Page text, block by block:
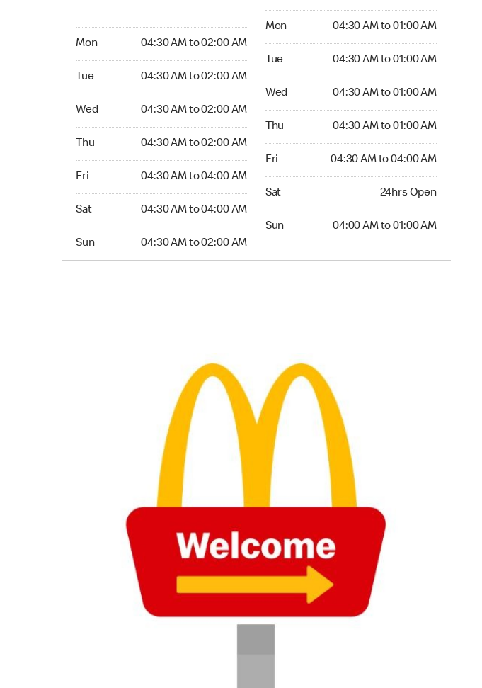
Mon 04:30 AM to 02:00 AM
Tue 04:30 AM to 02:00 AM
Wed 04:30 AM to 02:00 AM
Thu 04:30 AM to 02:00 AM
Fri 04:30 AM to 04:00 AM
Sat 04:30 AM to 04:00 AM
Sun 04:30 AM to 02:00 AM
Mon 04:30 AM to 01:00 AM
Tue 04:30 AM to 01:00 AM
Wed 04:30 AM to 01:00 AM
Thu 04:30 AM to 01:00 AM
Fri 04:30 AM to 04:00 AM
Sat 24hrs Open
Sun 04:00 AM to 01:00 AM